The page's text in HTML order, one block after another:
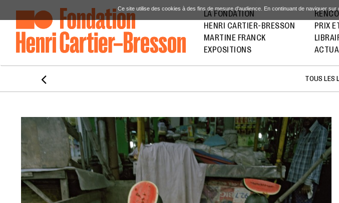
LA FONDATION
HENRI CARTIER-BRESSON
MARTINE FRANCK
EXPOSITIONS
PRIX
 TOUS LES
Ce site utilise des cookies à des fins de mesure d'audience. En continuant de naviguer